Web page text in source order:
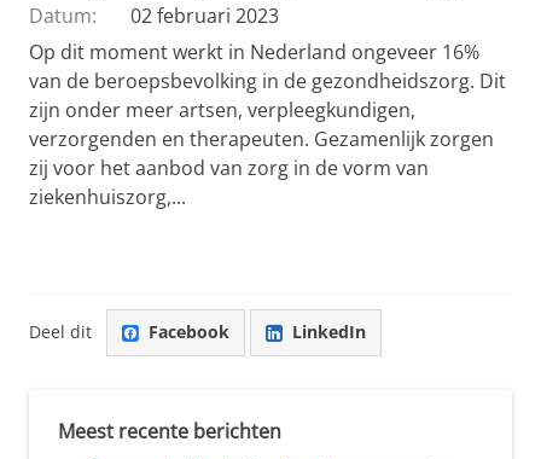
Datum:
02 februari 2023
Op dit moment werkt in Nederland ongeveer 16%
van de beroepsbevolking in de gezondheidszorg. Dit
zijn onder meer artsen, verpleegkundigen,
verzorgenden en therapeuten. Gezamenlijk zorgen
zij voor het aanbod van zorg in de vorm van
ziekenhuiszorg,...
Deel dit Facebook LinkedIn
Meest recente berichten